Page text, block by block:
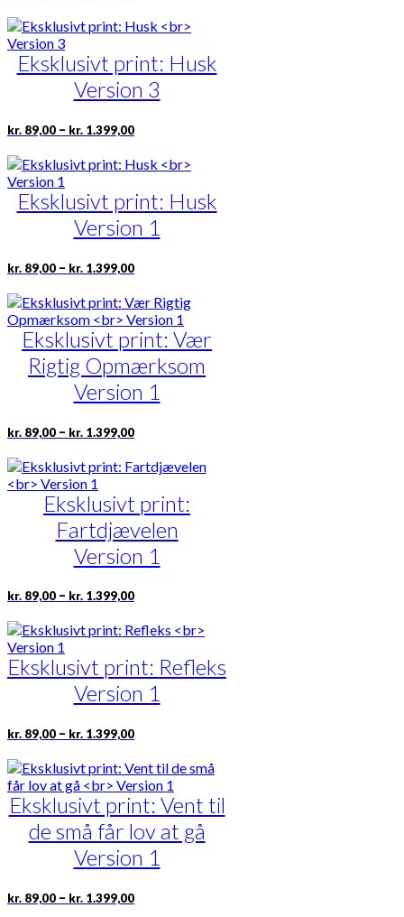
til
kr. 1.399,00
har
varianter.
Mulighederne
kan
på
Eksklusivt print: Husk
Version 3
kr. 89,00 – kr. 1.399,00Prisinterval:
til
kr. 1.399,00
Dette
har
varianter.
Mulighederne
kan
på
Eksklusivt print: Husk
Version 1
kr. 89,00 – kr. 1.399,00Prisinterval:
til
kr. 1.399,00
Dette
har
flere
varianter.
Mulighederne
kan
vælges
på
Eksklusivt print: Vær
Rigtig Opmærksom
Version 1
kr. 89,00 – kr. 1.399,00Prisinterval:
kr. 1.399,00
Dette
har
varianter.
Mulighederne
kan
vælges
på
Eksklusivt print:
Fartdjævelen
Version 1
kr. 89,00 – kr. 1.399,00Prisinterval:
til
kr. 1.399,00
Dette
har
varianter.
Mulighederne
kan
på
Eksklusivt print: Refleks
Version 1
kr. 89,00 – kr. 1.399,00Prisinterval:
til
kr. 1.399,00
Dette
har
flere
varianter.
Mulighederne
kan
vælges
på
Eksklusivt print: Vent til
de små får lov at gå
Version 1
kr. 89,00 – kr. 1.399,00Prisinterval:
Dette